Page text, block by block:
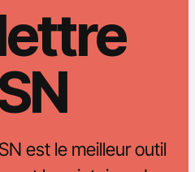
est le meilleur outil